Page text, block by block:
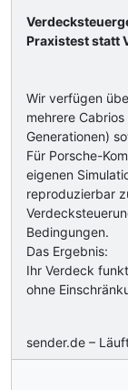
Praxistest statt
Wir verfügen
mehrere
Generationen)
Für Porsche-
eigenen
reproduzierbar
Bedingungen.
Das Ergebnis:
Ihr Verdeck
ohne
sender.de –